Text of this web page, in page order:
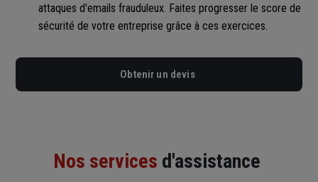
attaques d'emails frauduleux. Faites progresser le score de
sécurité de votre entreprise grâce à ces exercices.
Obtenir un devis
Nos services d'assistance